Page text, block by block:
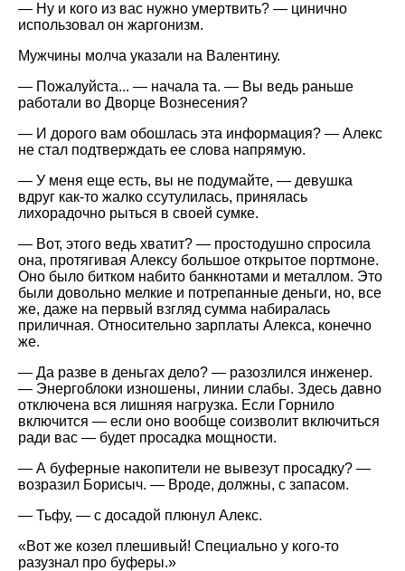
— Ну и кого из вас нужно умертвить? — цинично
использовал он жаргонизм.
Мужчины молча указали на Валентину.
— Пожалуйста... — начала та. — Вы ведь раньше
работали во Дворце Вознесения?
— И дорого вам обошлась эта информация? — Алекс
не стал подтверждать ее слова напрямую.
— У меня еще есть, вы не подумайте, — девушка
вдруг как-то жалко ссутулилась, принялась
лихорадочно рыться в своей сумке.
— Вот, этого ведь хватит? — простодушно спросила
она, протягивая Алексу большое открытое портмоне.
Оно было битком набито банкнотами и металлом. Это
были довольно мелкие и потрепанные деньги, но, все
же, даже на первый взгляд сумма набиралась
приличная. Относительно зарплаты Алекса, конечно
же.
— Да разве в деньгах дело? — разозлился инженер.
— Энергоблоки изношены, линии слабы. Здесь давно
отключена вся лишняя нагрузка. Если Горнило
включится — если оно вообще соизволит включиться
ради вас — будет просадка мощности.
— А буферные накопители не вывезут просадку? —
возразил Борисыч. — Вроде, должны, с запасом.
— Тьфу, — с досадой плюнул Алекс.
«Вот же козел плешивый! Специально у кого-то
разузнал про буферы.»